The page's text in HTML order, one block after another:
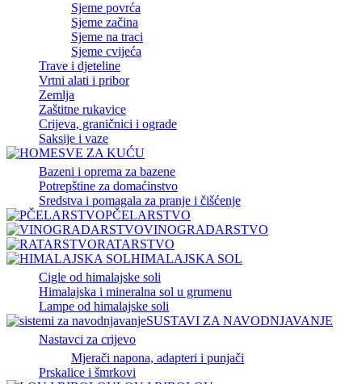
Sjeme povrća
Sjeme začina
Sjeme na traci
Sjeme cvijeća
Trave i djeteline
Vrtni alati i pribor
Zemlja
Zaštitne rukavice
Crijeva, graničnici i ograde
Saksije i vaze
SVE ZA KUĆU
Bazeni i oprema za bazene
Potrepštine za domaćinstvo
Sredstva i pomagala za pranje i čišćenje
PČELARSTVO
VINOGRADARSTVO
RATARSTVO
HIMALAJSKA SOL
Cigle od himalajske soli
Himalajska i mineralna sol u grumenu
Lampe od himalajske soli
SUSTAVI ZA NAVODNJAVANJE
Nastavci za crijevo
Mjerači napona, adapteri i punjači
Prskalice i šmrkovi